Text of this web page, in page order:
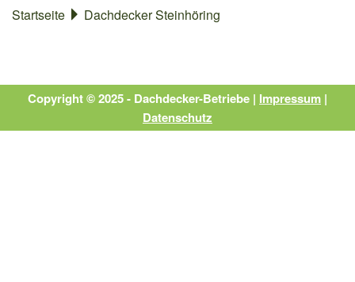
Startseite Dachdecker Steinhöring
Copyright © 2025 - Dachdecker-Betriebe | Impressum |
Datenschutz